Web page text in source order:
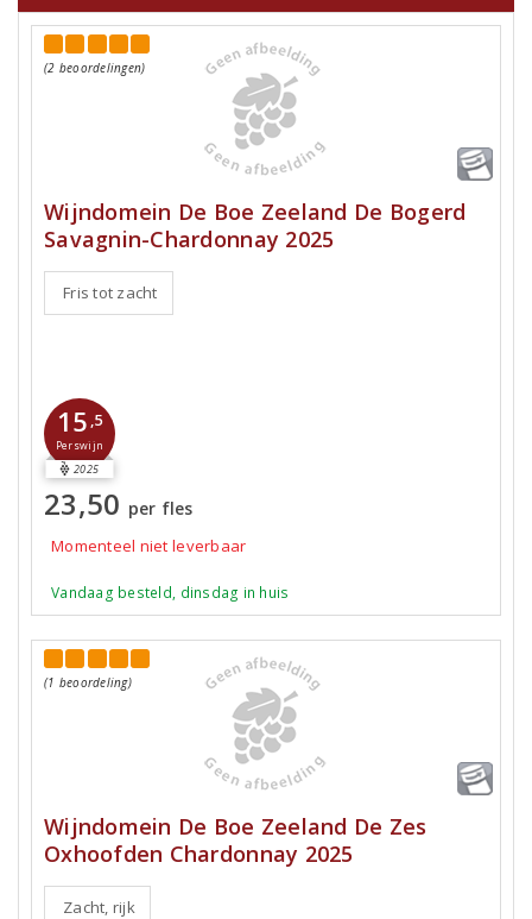
(2 beoordelingen)
Wijndomein De Boe Zeeland De Bogerd
Savagnin-Chardonnay 2025
Fris tot zacht
15 ,5
Perswijn
2025
23,50 per fles
Momenteel niet leverbaar
Vandaag besteld, dinsdag in huis
(1 beoordeling)
Wijndomein De Boe Zeeland De Zes
Oxhoofden Chardonnay 2025
Zacht, rijk